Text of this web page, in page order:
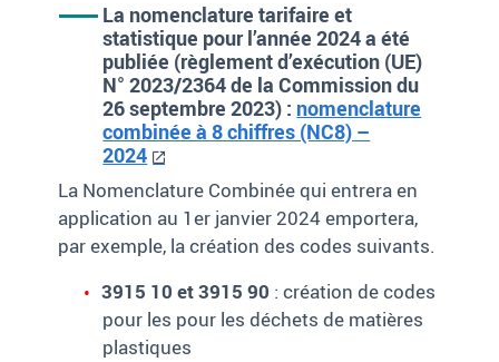
La nomenclature tarifaire et
statistique pour l’année 2024 a été
publiée (règlement d’exécution (UE)
N° 2023/2364 de la Commission du
26 septembre 2023) : nomenclature
combinée à 8 chiffres (NC8) –
2024
La Nomenclature Combinée qui entrera en
application au 1er janvier 2024 emportera,
par exemple, la création des codes suivants.
3915 10 et 3915 90 : création de codes
pour les pour les déchets de matières
plastiques